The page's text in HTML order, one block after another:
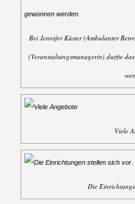
Bei Jennifer Küster (Ambulanter
(Veranstaltungsmanagerin) durfte
Viele
Die